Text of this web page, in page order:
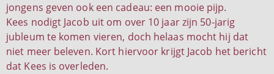
jongens geven ook een cadeau: een mooie pijp.
Kees nodigt Jacob uit om over 10 jaar zijn 50-jarig
jubleum te komen vieren, doch helaas mocht hij dat
niet meer beleven. Kort hiervoor krijgt Jacob het bericht
dat Kees is overleden.